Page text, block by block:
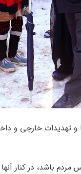
و تهدیدات خارجی و
باشد، در کنار